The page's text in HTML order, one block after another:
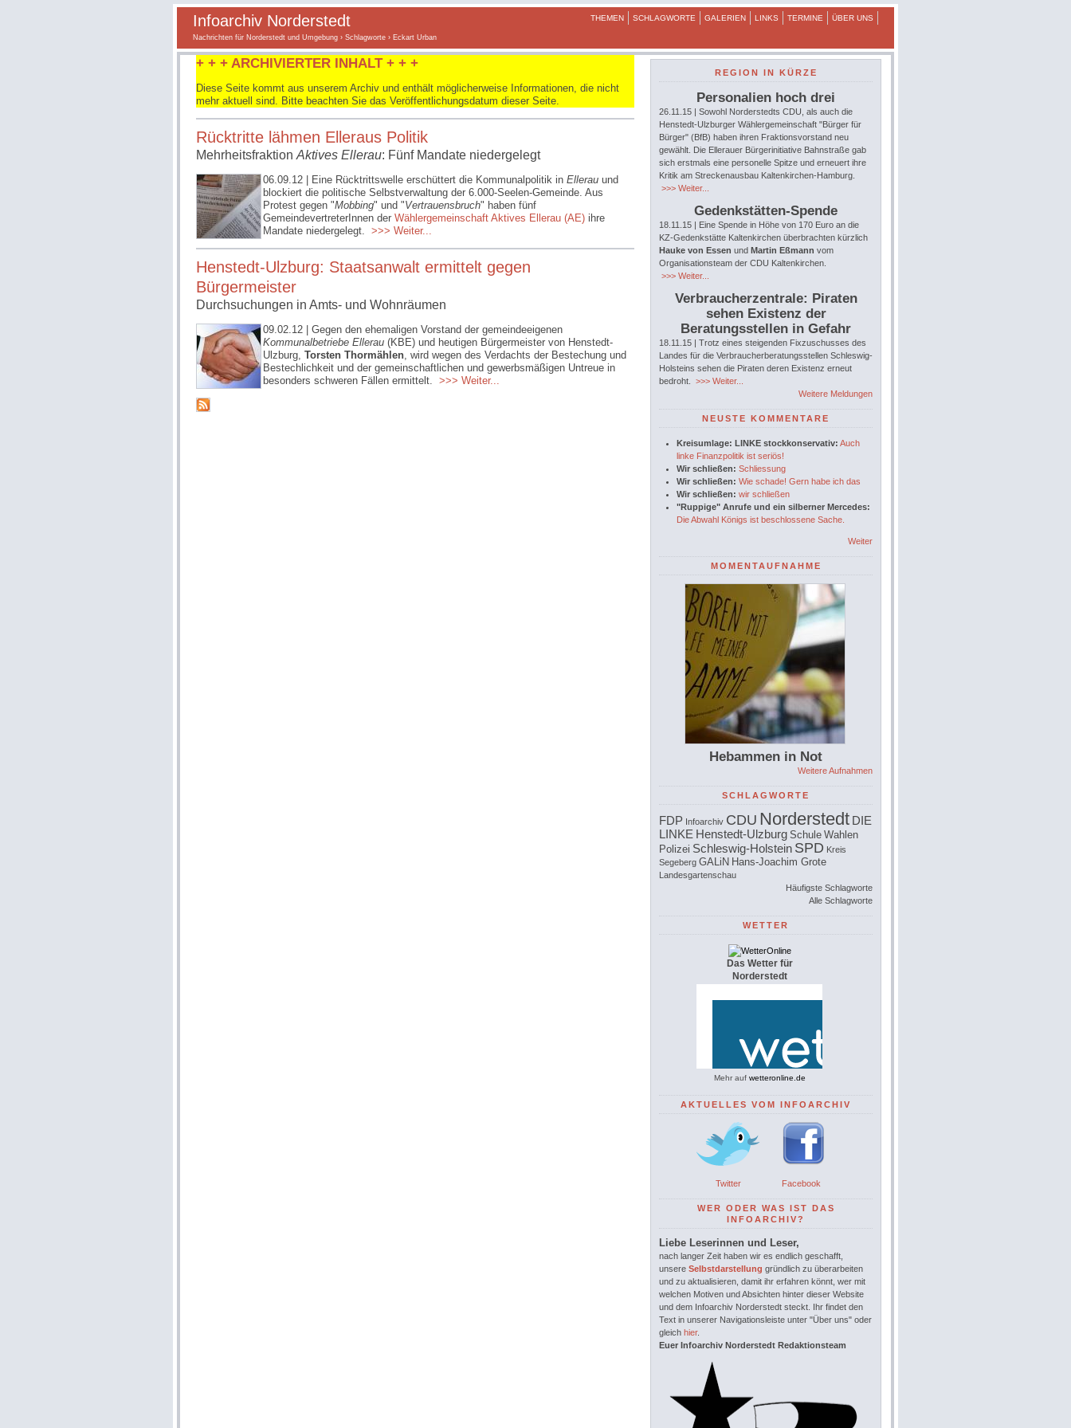
Infoarchiv Norderstedt THEMEN SCHLAGWORTE GALERIEN LINKS TERMINE ÜBER UNS
Nachrichten für Norderstedt und Umgebung › Schlagworte › Eckart Urban
+ + + ARCHIVIERTER INHALT + + +
Diese Seite kommt aus unserem Archiv und enthält möglicherweise Informationen, die nicht
mehr aktuell sind. Bitte beachten Sie das Veröffentlichungsdatum dieser Seite.
Rücktritte lähmen Elleraus Politik
Mehrheitsfraktion Aktives Ellerau: Fünf Mandate niedergelegt
06.09.12 | Eine Rücktrittswelle erschüttert die Kommunalpolitik in Ellerau und
blockiert die politische Selbstverwaltung der 6.000-Seelen-Gemeinde. Aus
Protest gegen "Mobbing" und "Vertrauensbruch" haben fünf
GemeindevertreterInnen der Wählergemeinschaft Aktives Ellerau (AE) ihre
Mandate niedergelegt. >>> Weiter...
Henstedt-Ulzburg: Staatsanwalt ermittelt gegen
Bürgermeister
Durchsuchungen in Amts- und Wohnräumen
09.02.12 | Gegen den ehemaligen Vorstand der gemeindeeigenen
Kommunalbetriebe Ellerau (KBE) und heutigen Bürgermeister von Henstedt-
Ulzburg, Torsten Thormählen, wird wegen des Verdachts der Bestechung und
Bestechlichkeit und der gemeinschaftlichen und gewerbsmäßigen Untreue in
besonders schweren Fällen ermittelt. >>> Weiter...
REGION IN KÜRZE
Personalien hoch drei
26.11.15 | Sowohl Norderstedts CDU, als auch die
Henstedt-Ulzburger Wählergemeinschaft "Bürger für
Bürger" (BfB) haben ihren Fraktionsvorstand neu
gewählt. Die Ellerauer Bürgerinitiative Bahnstraße gab
sich erstmals eine personelle Spitze und erneuert ihre
Kritik am Streckenausbau Kaltenkirchen-Hamburg.
>>> Weiter...
Gedenkstätten-Spende
18.11.15 | Eine Spende in Höhe von 170 Euro an die
KZ-Gedenkstätte Kaltenkirchen überbrachten kürzlich
Hauke von Essen und Martin Eßmann vom
Organisationsteam der CDU Kaltenkirchen.
>>> Weiter...
Verbraucherzentrale: Piraten
sehen Existenz der
Beratungsstellen in Gefahr
18.11.15 | Trotz eines steigenden Fixzuschusses des
Landes für die Verbraucherberatungsstellen Schleswig-
Holsteins sehen die Piraten deren Existenz erneut
bedroht.
>>> Weiter...
Weitere Meldungen
NEUSTE KOMMENTARE
Kreisumlage: LINKE stockkonservativ: Auch
linke Finanzpolitik ist seriös!
Wir schließen: Schliessung
Wir schließen: Wie schade! Gern habe ich das
Wir schließen: wir schließen
"Ruppige" Anrufe und ein silberner Mercedes:
Die Abwahl Königs ist beschlossene Sache.
Weiter
MOMENTAUFNAHME
Hebammen in Not
Weitere Aufnahmen
SCHLAGWORTE
FDP Infoarchiv CDU Norderstedt DIE
LINKE Henstedt-Ulzburg Schule Wahlen
Polizei Schleswig-Holstein SPD Kreis
Segeberg GALiN Hans-Joachim Grote
Landesgartenschau
Häufigste Schlagworte
Alle Schlagworte
WETTER
Das Wetter für
Norderstedt
Mehr auf wetteronline.de
AKTUELLES VOM INFOARCHIV
Twitter Facebook
WER ODER WAS IST DAS
INFOARCHIV?
Liebe Leserinnen und Leser,
nach langer Zeit haben wir es endlich geschafft,
unsere Selbstdarstellung gründlich zu überarbeiten
und zu aktualisieren, damit ihr erfahren könnt, wer mit
welchen Motiven und Absichten hinter dieser Website
und dem Infoarchiv Norderstedt steckt. Ihr findet den
Text in unserer Navigationsleiste unter "Über uns" oder
gleich hier.
Euer Infoarchiv Norderstedt Redaktionsteam